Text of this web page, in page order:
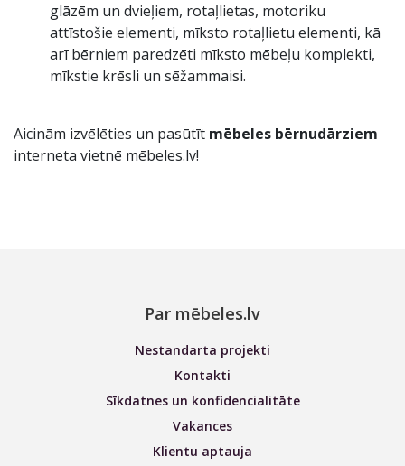
glāzēm un dvieļiem, rotaļlietas, motoriku
attīstošie elementi, mīksto rotaļlietu elementi, kā
arī bērniem paredzēti mīksto mēbeļu komplekti,
mīkstie krēsli un sēžammaisi.
Aicinām izvēlēties un pasūtīt mēbeles bērnudārziem
interneta vietnē mēbeles.lv!
Par mēbeles.lv
Nestandarta projekti
Kontakti
Sīkdatnes un konfidencialitāte
Vakances
Klientu aptauja